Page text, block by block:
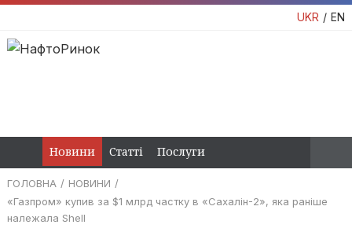
UKR EN
Новини Статті Послуги
ГОЛОВНА
НОВИНИ
«Газпром» купив за $1 млрд частку в «Сахалін-2», яка раніше
належала Shell